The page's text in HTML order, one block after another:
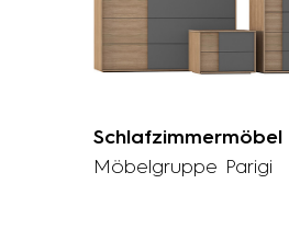
Schlafzimmermöbel
Möbelgruppe Parigi